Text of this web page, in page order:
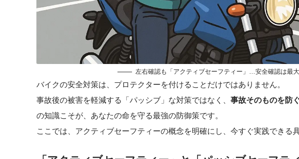
左右確認も「アクティブセーフティー」…安全確認は最
バイクの安全対策は、プロテクターを付けることだけではありません。
事故後の被害を軽減する「パッシブ」な対策ではなく、事故そのものを防
の知識こそが、あなたの命を守る最強の防御策です。
ここでは、アクティブセーフティーの概念を明確にし、今すぐ実践できる